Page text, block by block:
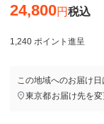
24,800 税込
1,240 ポイント進呈
この地域へのお届け
東京都お届け先を変